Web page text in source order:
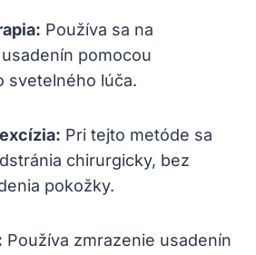
Používa sa na
pomocou
svetelného lúča.
Pri tejto metóde ⁢sa
chirurgicky, bez
pokožky.
Používa zmrazenie usadenín